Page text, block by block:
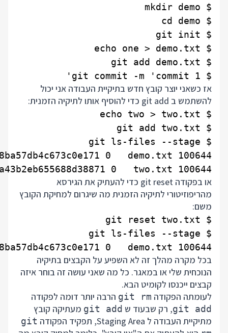
$ git commit -m 'commit 1'
אז כשאני יוצר קובץ חדש בתיקיית העבודה אני יכול
להשתמש ב git add כדי להוסיף אותו לתיקיה הזמנית:
100644 f719efd430d52bcfc8566a43b2eb655688d38871 0   two.txt
או בפקודה git reset כדי להעתיק את הגירסא
מהריפוזיטורי לתיקיה הזמנית מה שיגרום למחיקת הקובץ
משם:
100644 5626abf0f72e58d7a153368ba57db4c673c0e171 0   demo.txt
בכל מקרה מהלך זה לא השפיע על הקבצים בתיקיה
הנוכחית שלי או במאגר. כל מה שאני עושה זה בוחר איזה
קבצים ייכנסו לקומיט הבא.
לעומתה הפקודה git rm הרבה יותר דומה לפקודה
git add, רק שבעוד ש git add מעתיקה קובץ
מתיקיית העבודה ל Staging Area, תפקיד הפקודה
git